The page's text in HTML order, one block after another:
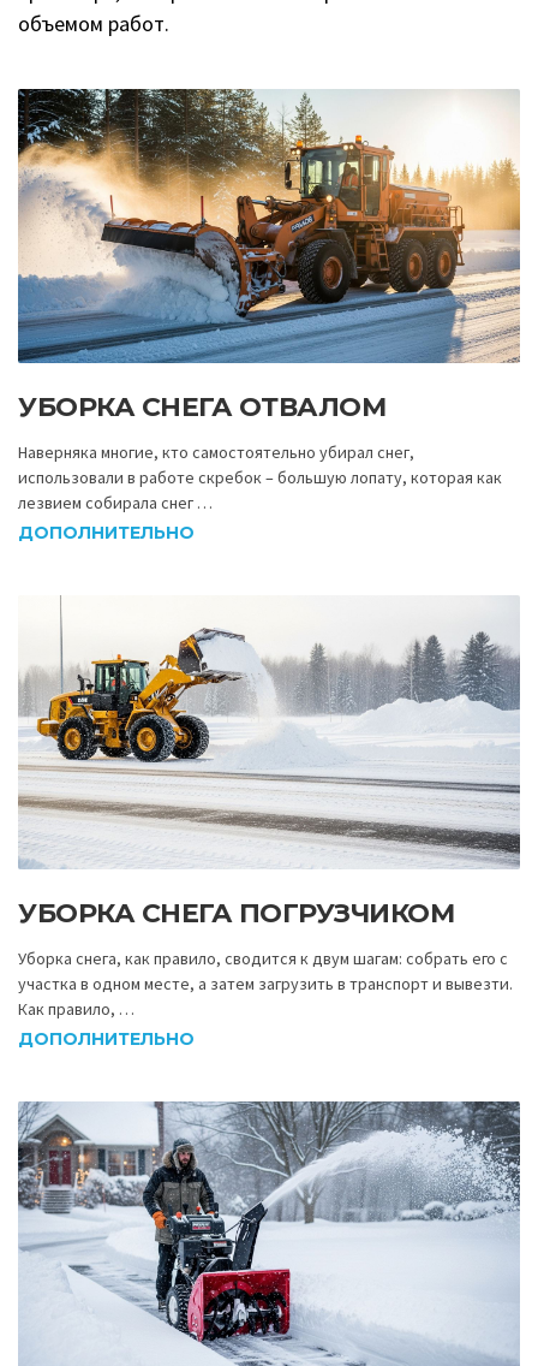
объемом работ.
УБОРКА СНЕГА ОТВАЛОМ
Наверняка многие, кто самостоятельно убирал снег,
использовали в работе скребок – большую лопату, которая как
лезвием собирала снег …
ДОПОЛНИТЕЛЬНО
УБОРКА СНЕГА ПОГРУЗЧИКОМ
Уборка снега, как правило, сводится к двум шагам: собрать его с
участка в одном месте, а затем загрузить в транспорт и вывезти.
Как правило, …
ДОПОЛНИТЕЛЬНО